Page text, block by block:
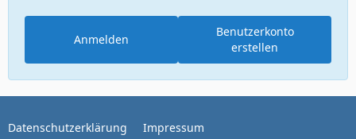
Benutzerkonto
erstellen
Anmelden
Datenschutzerklärung Impressum